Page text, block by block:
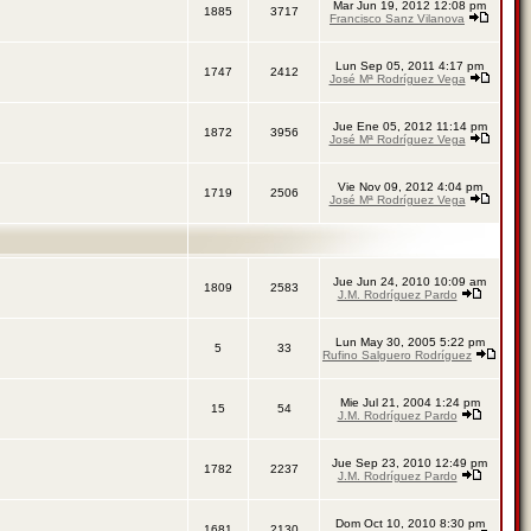
1885 3717
Mar Jun 19, 2012 12:08 pm
Francisco Sanz Vilanova
1747 2412
Lun Sep 05, 2011 4:17 pm
José Mª Rodríguez Vega
1872 3956
Jue Ene 05, 2012 11:14 pm
José Mª Rodríguez Vega
1719 2506
Vie Nov 09, 2012 4:04 pm
José Mª Rodríguez Vega
1809 2583
Jue Jun 24, 2010 10:09 am
J.M. Rodríguez Pardo
5 33
Lun May 30, 2005 5:22 pm
Rufino Salguero Rodríguez
15 54
Mie Jul 21, 2004 1:24 pm
J.M. Rodríguez Pardo
1782 2237
Jue Sep 23, 2010 12:49 pm
J.M. Rodríguez Pardo
Dom Oct 10, 2010 8:30 pm